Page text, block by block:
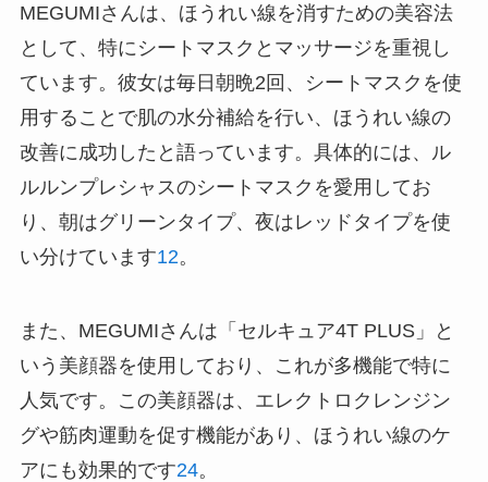
MEGUMIさんは、ほうれい線を消すための美容法
として、特にシートマスクとマッサージを重視し
ています。彼女は毎日朝晩2回、シートマスクを使
用することで肌の水分補給を行い、ほうれい線の
改善に成功したと語っています。具体的には、ル
ルルンプレシャスのシートマスクを愛用してお
り、朝はグリーンタイプ、夜はレッドタイプを使
い分けています12。
また、MEGUMIさんは「セルキュア4T PLUS」と
いう美顔器を使用しており、これが多機能で特に
人気です。この美顔器は、エレクトロクレンジン
グや筋肉運動を促す機能があり、ほうれい線のケ
アにも効果的です24。